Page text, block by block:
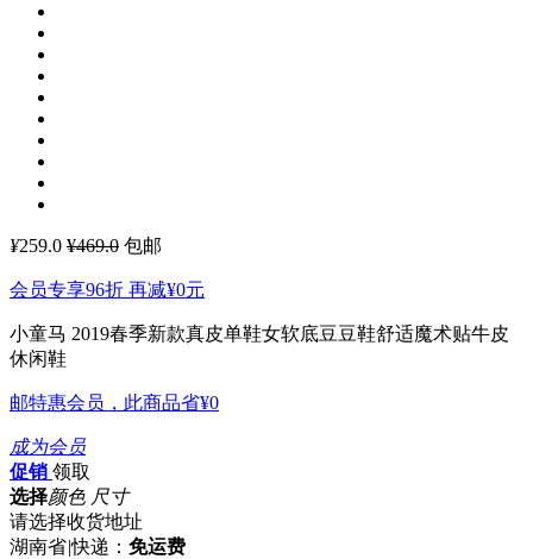
¥259.0 ¥469.0 包邮
会员专享96折 再减¥0元
小童马 2019春季新款真皮单鞋女软底豆豆鞋舒适魔术贴牛皮
休闲鞋
邮特惠会员，此商品省¥0
成为会员
促销 领取
选择颜色 尺寸
请选择收货地址
湖南省|快递： 免运费